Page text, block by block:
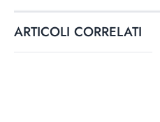
ARTICOLI CORRELATI